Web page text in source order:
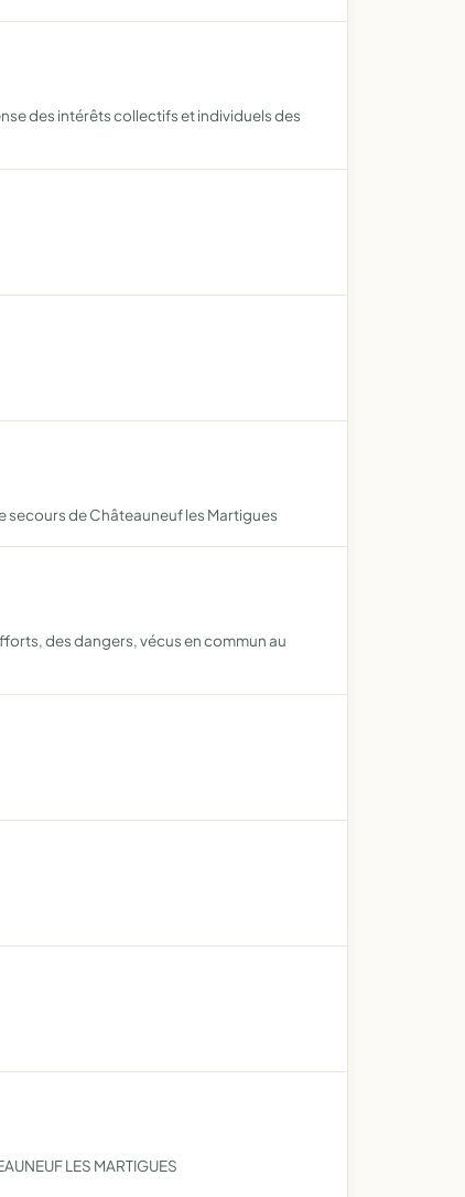
des intérêts collectifs et individuels des
secours de Châteauneuf les Martigues
des dangers, vécus en commun au
LES MARTIGUES